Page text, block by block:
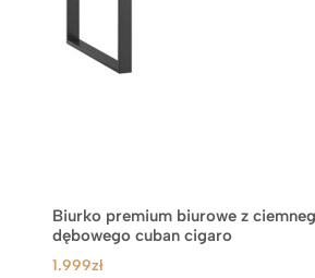
Biurko premium biurowe z
dębowego cuban cigaro
1.999zł